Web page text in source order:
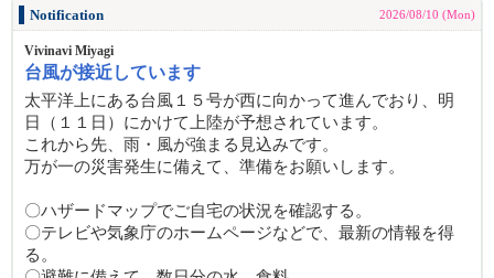
Notification 2026/08/10 (Mon)
Vivinavi Miyagi
台風が接近しています
太平洋上にある台風１５号が西に向かって進んでおり、明
日（１１日）にかけて上陸が予想されています。
これから先、雨・風が強まる見込みです。
万が一の災害発生に備えて、準備をお願いします。
〇ハザードマップでご自宅の状況を確認する。
〇テレビや気象庁のホームページなどで、最新の情報を得
る。